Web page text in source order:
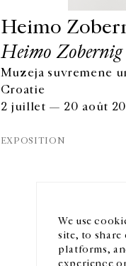
We use
site, to
platforms,
experience
Heimo
Heimo Zobernig
Muzeja suvremene
Croatie
2 juillet — 20 août
EXPOSITION